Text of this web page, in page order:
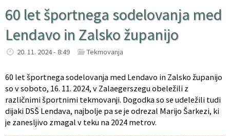
60 let športnega sodelovanja med
Lendavo in Zalsko županijo
20. 11. 2024 - 8:49 Tekmovanja
60 let športnega sodelovanja med Lendavo in Zalsko županijo
so v soboto, 16. 11. 2024, v Zalaegerszegu obeležili z
različnimi športnimi tekmovanji. Dogodka so se udeležili tudi
dijaki DSŠ Lendava, najbolje pa se je odrezal Marijo Šarkezi, ki
je zanesljivo zmagal v teku na 2024 metrov.